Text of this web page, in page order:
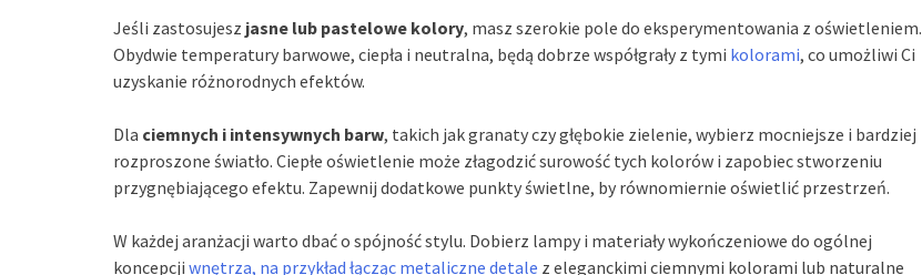
Jeśli zastosujesz jasne lub pastelowe kolory, masz szerokie pole do eksperymentowania z oświetleniem.
Obydwie temperatury barwowe, ciepła i neutralna, będą dobrze współgrały z tymi kolorami, co umożliwi Ci
uzyskanie różnorodnych efektów.
Dla ciemnych i intensywnych barw, takich jak granaty czy głębokie zielenie, wybierz mocniejsze i bardziej
rozproszone światło. Ciepłe oświetlenie może złagodzić surowość tych kolorów i zapobiec stworzeniu
przygnębiającego efektu. Zapewnij dodatkowe punkty świetlne, by równomiernie oświetlić przestrzeń.
W każdej aranżacji warto dbać o spójność stylu. Dobierz lampy i materiały wykończeniowe do ogólnej
koncepcji wnętrza, na przykład łącząc metaliczne detale z eleganckimi ciemnymi kolorami lub naturalne